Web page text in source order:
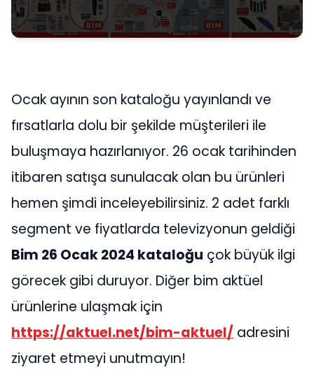
Ocak ayının son kataloğu yayınlandı ve
fırsatlarla dolu bir şekilde müşterileri ile
buluşmaya hazırlanıyor. 26 ocak tarihinden
itibaren satışa sunulacak olan bu ürünleri
hemen şimdi inceleyebilirsiniz. 2 adet farklı
segment ve fiyatlarda televizyonun geldiği
Bim 26 Ocak 2024 kataloğu çok büyük ilgi
görecek gibi duruyor. Diğer bim aktüel
ürünlerine ulaşmak için
https://aktuel.net/bim-aktuel/ adresini
ziyaret etmeyi unutmayın!